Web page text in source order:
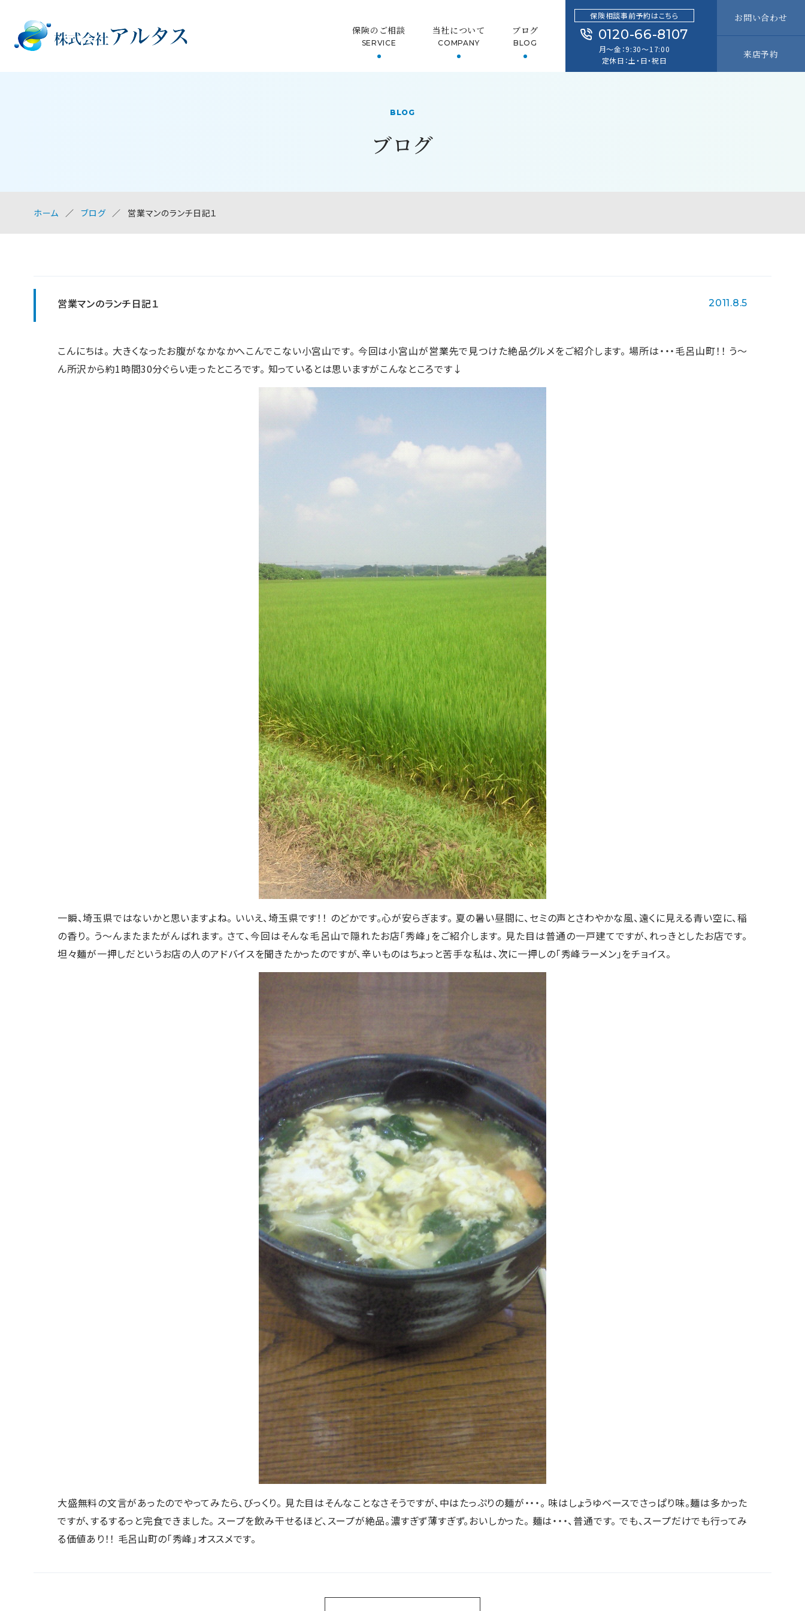
保険のご相談
SERVICE
当社について
COMPANY
ブログ
BLOG
保険相談事前予約はこちら
0120-66-8107
月～金：9:30～17:00
定休日：土・日・祝日
お問い合わせ
来店予約
BLOG
ブログ
ホーム ブログ 営業マンのランチ日記１
2011.8.5
営業マンのランチ日記１
こんにちは。 大きくなったお腹がなかなかへこんでこない小宮山です。 今回は小宮山が営業先で見つけた絶品グルメをご紹介します。 場所は・・・毛呂山町！！ う～
ん所沢から約1時間30分ぐらい走ったところです。 知っているとは思いますがこんなところです↓
一瞬、埼玉県ではないかと思いますよね。 いいえ、埼玉県です！！ のどかです。心が安らぎます。 夏の暑い昼間に、セミの声とさわやかな風、遠くに見える青い空に、稲
の香り。 う～んまたまたがんばれます。 さて、今回はそんな毛呂山で隠れたお店「秀峰」をご紹介します。 見た目は普通の一戸建てですが、れっきとしたお店です。
坦々麺が一押しだというお店の人のアドバイスを聞きたかったのですが、辛いものはちょっと苦手な私は、次に一押しの「秀峰ラーメン」をチョイス。
大盛無料の文言があったのでやってみたら、びっくり。 見た目はそんなことなさそうですが、中はたっぷりの麺が・・・。 味はしょうゆベースでさっぱり味。麺は多かった
ですが、するするっと完食できました。 スープを飲み干せるほど、スープが絶品。濃すぎず薄すぎず。おいしかった。 麺は・・・、普通です。 でも、スープだけでも行ってみ
る価値あり！！ 毛呂山町の「秀峰」オススメです。